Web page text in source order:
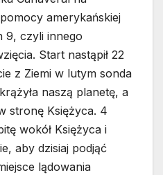
amerykańskiej
9, czyli innego
Start nastąpił 22
z Ziemi w lutym sonda
naszą planetę, a
stronę Księżyca. 4
wokół Księżyca i
aby dzisiaj podjąć
lądowania